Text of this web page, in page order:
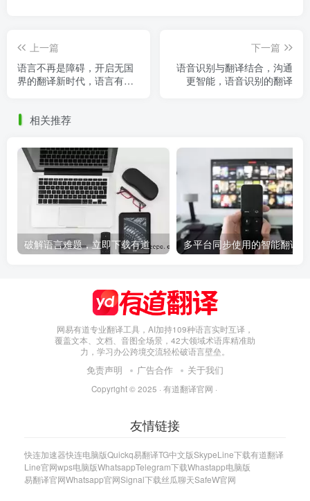
上一篇
语言不再是障碍，开启无国
界的翻译新时代，语言有国
下一篇
语音识别与翻译结合，沟通
更智能，语音识别的翻译
相关推荐
破解语言难题，立即下载有道翻译，有道翻译软件
网易有道专业翻译工具，AI加持109种语言实时互译，
覆盖文本、文档、音图全场景，42大领域术语库精准助
力，学习办公跨境交流轻松破语言壁垒。
免责声明 广告合作 关于我们
Copyright © 2025 · 有道翻译官网 ·
友情链接
快连加速器快连电脑版Quickq易翻译TG中文版SkypeLine下载有道翻译
Line官网wps电脑版WhatsappTelegram下载Whastapp电脑版
易翻译官网Whatsapp官网Signal下载丝瓜聊天SafeW官网